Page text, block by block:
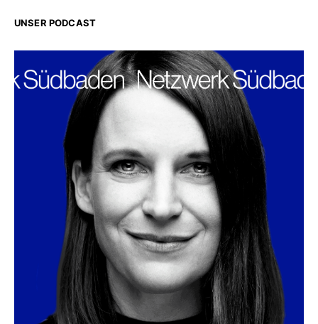
UNSER PODCAST